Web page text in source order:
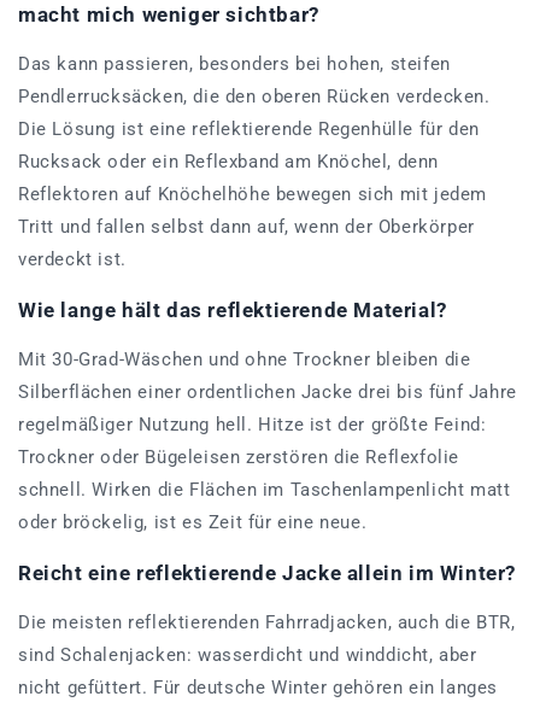
macht mich weniger sichtbar?
Das kann passieren, besonders bei hohen, steifen
Pendlerrucksäcken, die den oberen Rücken verdecken.
Die Lösung ist eine reflektierende Regenhülle für den
Rucksack oder ein Reflexband am Knöchel, denn
Reflektoren auf Knöchelhöhe bewegen sich mit jedem
Tritt und fallen selbst dann auf, wenn der Oberkörper
verdeckt ist.
Wie lange hält das reflektierende Material?
Mit 30-Grad-Wäschen und ohne Trockner bleiben die
Silberflächen einer ordentlichen Jacke drei bis fünf Jahre
regelmäßiger Nutzung hell. Hitze ist der größte Feind:
Trockner oder Bügeleisen zerstören die Reflexfolie
schnell. Wirken die Flächen im Taschenlampenlicht matt
oder bröckelig, ist es Zeit für eine neue.
Reicht eine reflektierende Jacke allein im Winter?
Die meisten reflektierenden Fahrradjacken, auch die BTR,
sind Schalenjacken: wasserdicht und winddicht, aber
nicht gefüttert. Für deutsche Winter gehören ein langes